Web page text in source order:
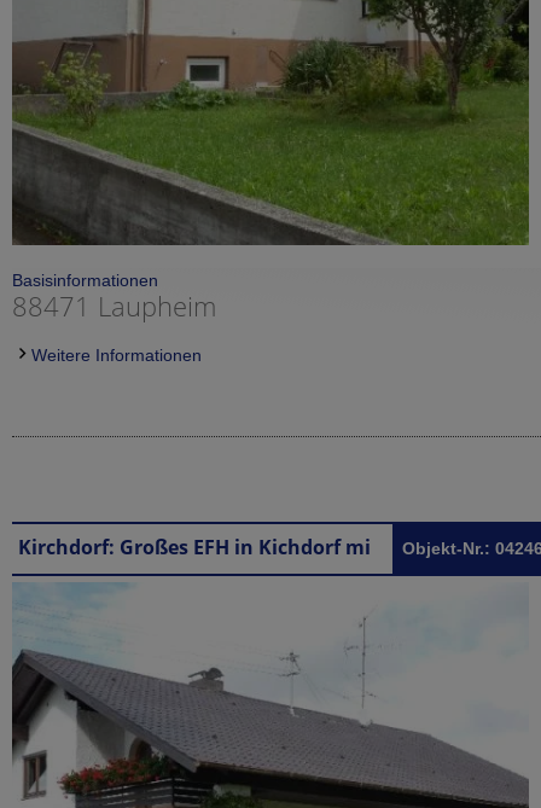
Basisinformationen
88471 Laupheim
Weitere Informationen
Objekt-Nr.: